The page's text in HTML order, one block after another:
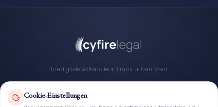
Cookie-Einstellungen
Ihre digitale Vollkanzlei in Frankfurt am Main.